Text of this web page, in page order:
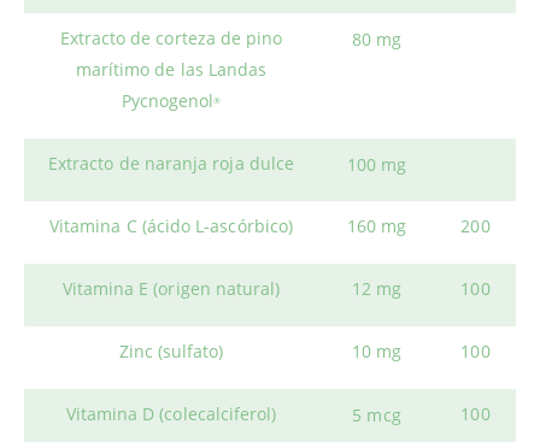
Extracto de corteza de pino
marítimo de las Landas
Pycnogenol®
80 mg
Extracto de naranja roja dulce 100 mg
Vitamina C (ácido L-ascórbico) 160 mg 200
Vitamina E (origen natural) 12 mg 100
Zinc (sulfato) 10 mg 100
Vitamina D (colecalciferol) 5 mcg 100